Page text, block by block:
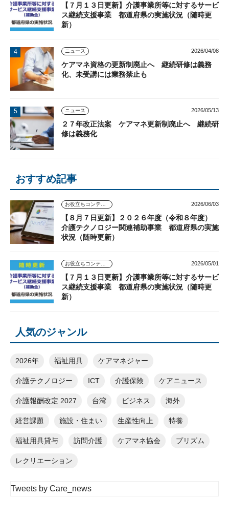
【７月１３日更新】介護事業所等に対するサービ
ス継続支援事業 都道府県の実施状況（随時更
新）
ニュース 2026/04/08
ケアマネ資格の更新制廃止へ 継続研修は義務
化、未受講には業務禁止も
ニュース 2026/05/13
２７年改正法案 ケアマネ更新制廃止へ 継続研
修は義務化
おすすめ記事
2026/06/03
【８月７日更新】２０２６年度（令和８年度）
介護テクノロジー関連補助事業 都道府県の実施
状況（随時更新）
2026/05/01
【７月１３日更新】介護事業所等に対するサービ
ス継続支援事業 都道府県の実施状況（随時更
新）
人気のジャンル
2026年 福祉用具 ケアマネジャー
介護テクノロジー ICT 介護保険 ケアニュース
介護報酬改定 2027 台湾 ビジネス 海外
経営課題 施設・住まい 生産性向上 特養
福祉用具貸与 訪問介護 ケアマネ協会 プリズム
レクリエーション
Tweets by Care_news